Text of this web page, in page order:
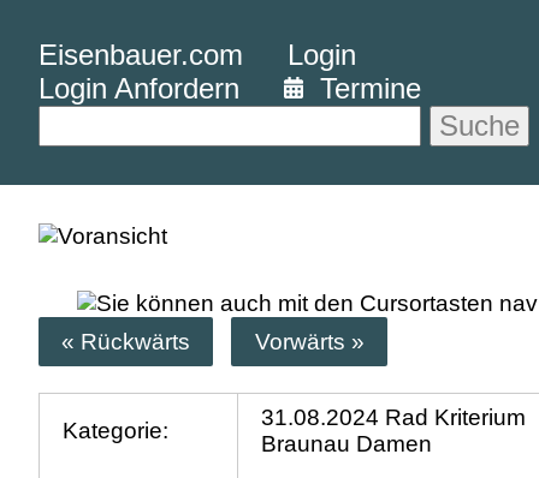
Eisenbauer.com
Login
Login Anfordern
Termine
Suche
« Rückwärts Vorwärts »
Kategorie:
31.08.2024 Rad Kriterium
Braunau Damen